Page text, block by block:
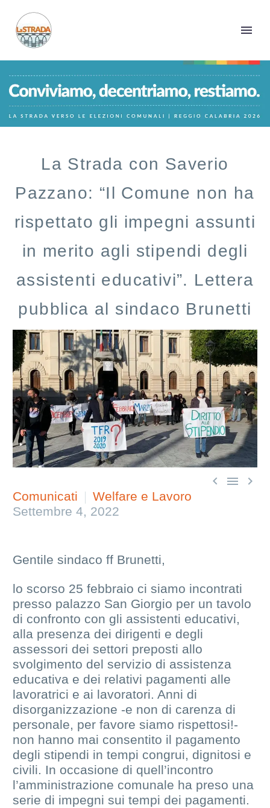
La Strada con Saverio
Pazzano: “Il Comune non ha
rispettato gli impegni assunti
in merito agli stipendi degli
assistenti educativi”. Lettera
pubblica al sindaco Brunetti
  
Comunicati
Welfare e Lavoro
Settembre 4, 2022
Gentile sindaco ff Brunetti,
lo scorso 25 febbraio ci siamo incontrati
presso palazzo San Giorgio per un tavolo
di confronto con gli assistenti educativi,
alla presenza dei dirigenti e degli
assessori dei settori preposti allo
svolgimento del servizio di assistenza
educativa e dei relativi pagamenti alle
lavoratrici e ai lavoratori. Anni di
disorganizzazione -e non di carenza di
personale, per favore siamo rispettosi!-
non hanno mai consentito il pagamento
degli stipendi in tempi congrui, dignitosi e
civili. In occasione di quell’incontro
l’amministrazione comunale ha preso una
serie di impegni sui tempi dei pagamenti.